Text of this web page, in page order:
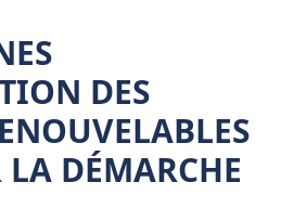
DES
LA DÉMARCHE